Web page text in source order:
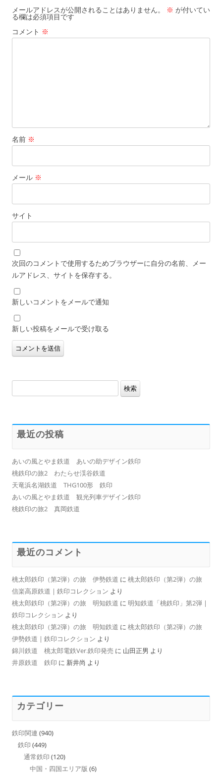
メールアドレスが公開されることはありません。 ※ が付いてい
る欄は必須項目です
コメント ※
名前 ※
メール ※
サイト
次回のコメントで使用するためブラウザーに自分の名前、メー
ルアドレス、サイトを保存する。
新しいコメントをメールで通知
新しい投稿をメールで受け取る
索:
最近の投稿
あいの風とやま鉄道 あいの助デザイン鉄印
桃鉄印の旅2 わたらせ渓谷鉄道
天竜浜名湖鉄道 THG100形 鉄印
あいの風とやま鉄道 観光列車デザイン鉄印
桃鉄印の旅2 真岡鉄道
最近のコメント
桃太郎鉄印（第2弾）の旅 伊勢鉄道 に 桃太郎鉄印（第2弾）の旅
信楽高原鉄道 | 鉄印コレクション より
桃太郎鉄印（第2弾）の旅 明知鉄道 に 明知鉄道「桃鉄印」第2弾 |
鉄印コレクション より
桃太郎鉄印（第2弾）の旅 明知鉄道 に 桃太郎鉄印（第2弾）の旅
伊勢鉄道 | 鉄印コレクション より
錦川鉄道 桃太郎電鉄Ver.鉄印発売 に 山田正男 より
井原鉄道 鉄印 に 新井尚 より
カテゴリー
鉄印関連 (940)
鉄印 (449)
通常鉄印 (120)
中国・四国エリア版 (6)